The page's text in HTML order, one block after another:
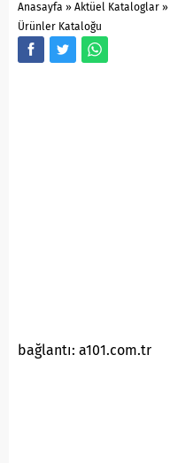
Anasayfa » Aktüel Kataloglar »
Ürünler Kataloğu
bağlantı: a101.com.tr